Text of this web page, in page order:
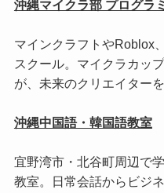
沖縄マイクラ部 プログラ
マインクラフトやRoblox
スクール。マイクラカッ
が、未来のクリエイター
沖縄中国語・韓国語教室
宜野湾市・北谷町周辺で
教室。日常会話からビジ